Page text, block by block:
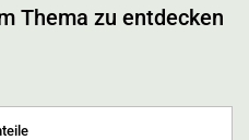
Thema zu entdecken